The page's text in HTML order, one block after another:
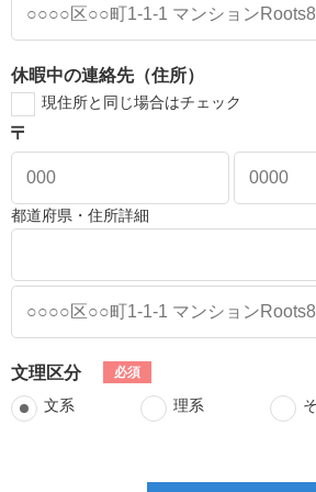
休暇中の連絡先（住所）
現住所と同じ場合はチェック
都道府県・住所詳細
文理区分
文系 理系